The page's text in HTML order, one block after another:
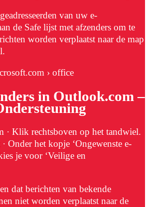
van uw e-
de Safe lijst met afzenders om te
worden verplaatst naar de map
› office
in Outlook.com –
· Klik rechtsboven op het tandwiel.
Onder het kopje ‘Ongewenste e-
je voor ‘Veilige en
dat berichten van bekende
niet worden verplaatst naar de